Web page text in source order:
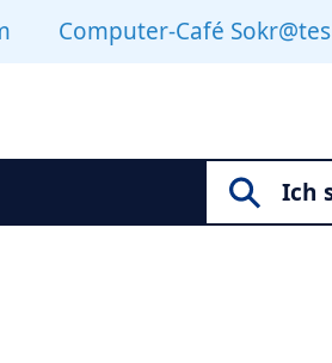
Computer-Café Sokr@tes